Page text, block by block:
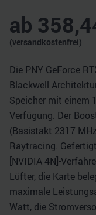
ab
(versandkostenfrei)
Die PNY GeForce
Blackwell
Speicher mit einem
Verfügung. Der
(Basistakt 2317
Raytracing.
[NVIDIA 4N]-
Lüfter, die Karte
maximale
Watt, die